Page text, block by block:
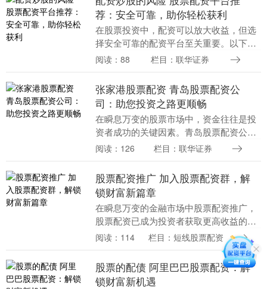
荐：安全可靠，助你轻松获利
在股票投资中，配资可以放大收益，但选
择安全可靠的配资平台至关重要。以下推
荐几个优质的股票配资平台： 1. 严格的准
资质审查，....
阅读：88 栏目：联华证券
张家港股票配资 青岛股票配资公
司：助您投资之路更顺畅
在瞬息万变的股票市场中，资金往往是投
资者成功的关键因素。青岛股票配资公司
应运而生，为投资者提供资金杠杆，助力
于，它可以帮助投....
阅读：126 栏目：联华证券
股票配资推广 加入股票配资群，解
锁财富新篇章
在瞬息万变的金融市场中股票配资推广，
股票配资已成为投资者获取更高收益的有
效途径。加入股票配资群，将为您开启财
富新篇章。 选择一家可靠的实盘股票配资
平台至关重要。....
阅读：114 栏目：短线股票配资
股票的配债 阿里巴巴股票配资：解
锁财富新机遇